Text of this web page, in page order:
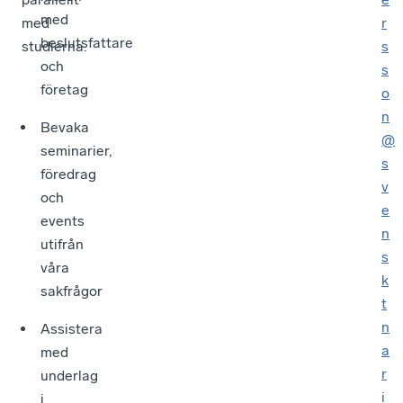
med
studierna.
med
beslutsfattare
och
företag
Bevaka
seminarier,
föredrag
och
events
utifrån
våra
sakfrågor
Assistera
med
underlag
i
r
s
s
o
n
@
s
v
e
n
s
k
t
n
a
r
i